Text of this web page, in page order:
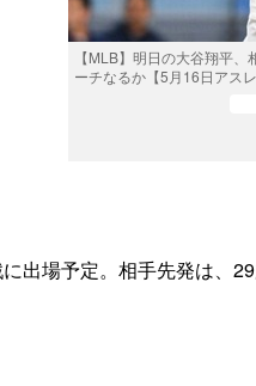
【MLB】明日の大谷翔平
ーチなるか【5月16日アス
出場予定。相手先発は、